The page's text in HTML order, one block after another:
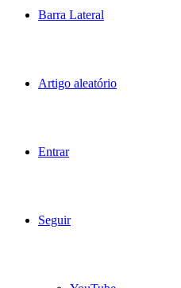
Barra Lateral
Artigo aleatório
Entrar
Seguir